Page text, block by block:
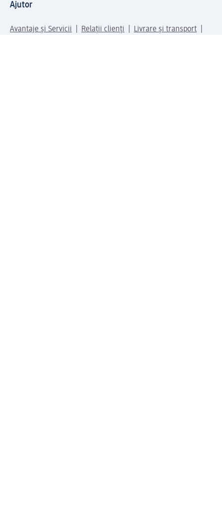
Ajutor
Avantaje și Servicii Relații clienți
Livrare și transport